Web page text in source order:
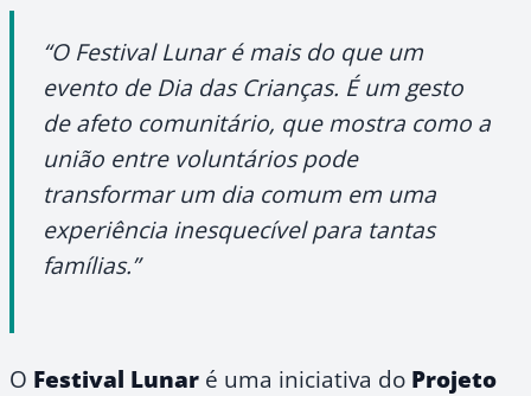
“O Festival Lunar é mais do que um
evento de Dia das Crianças. É um gesto
de afeto comunitário, que mostra como a
união entre voluntários pode
transformar um dia comum em uma
experiência inesquecível para tantas
famílias.”
O Festival Lunar é uma iniciativa do Projeto